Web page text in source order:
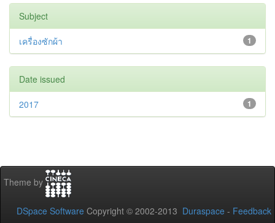
Subject
1
เครื่องซักผ้า
Date issued
1
2017
Theme by
DSpace Software Copyright © 2002-2013 Duraspace - Feedback